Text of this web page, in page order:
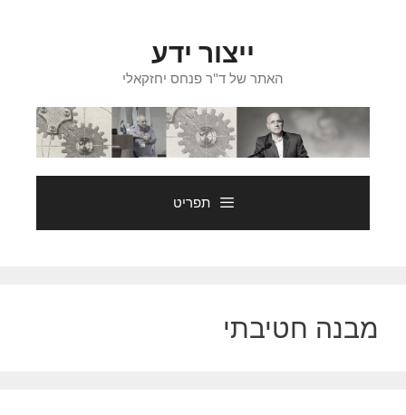
ייצור ידע
האתר של ד"ר פנחס יחזקאלי
תפריט
מבנה חטיבתי